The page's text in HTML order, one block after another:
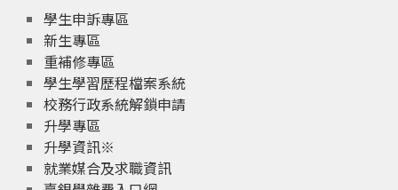
學生申訴專區
新生專區
重補修專區
學生學習歷程檔案系統
校務行政系統解鎖申請
升學專區
升學資訊※
就業媒合及求職資訊